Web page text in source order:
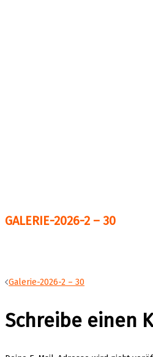
GALERIE-2026-2 – 30
Galerie-2026-2 – 30
Schreibe einen